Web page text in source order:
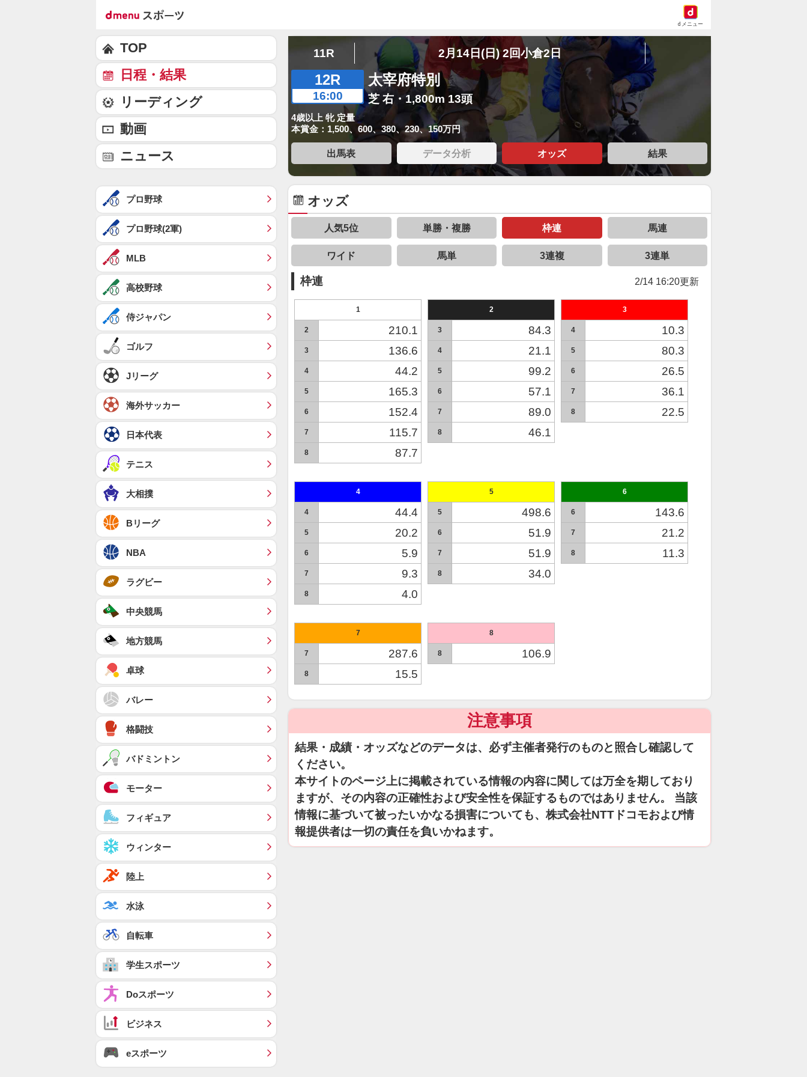
dメニュー
11R 2月14日(日) 2回小倉2日
12R
16:00
太宰府特別
芝 右・1,800m 13頭
4歳以上 牝 定量
本賞金：1,500、600、380、230、150万円
出馬表 データ分析 オッズ 結果
オッズ
人気5位 単勝・複勝 枠連 馬連
ワイド 馬単 3連複 3連単
枠連 2/14 16:20更新
1
2 210.1
3 136.6
4 44.2
5 165.3
6 152.4
7 115.7
8 87.7
2
3 84.3
4 21.1
5 99.2
6 57.1
7 89.0
8 46.1
3
4 10.3
5 80.3
6 26.5
7 36.1
8 22.5
4
4 44.4
5 20.2
6 5.9
7 9.3
8 4.0
5
5 498.6
6 51.9
7 51.9
8 34.0
6
6 143.6
7 21.2
8 11.3
7
7 287.6
8 15.5
8
8 106.9
注意事項
結果・成績・オッズなどのデータは、必ず主催者発行のものと照合し確認して
ください。
本サイトのページ上に掲載されている情報の内容に関しては万全を期しており
ますが、その内容の正確性および安全性を保証するものではありません。 当該
情報に基づいて被ったいかなる損害についても、株式会社NTTドコモおよび情
報提供者は一切の責任を負いかねます。
TOP
日程・結果
リーディング
動画
ニュース
プロ野球
プロ野球(2軍)
MLB
高校野球
侍ジャパン
ゴルフ
Jリーグ
海外サッカー
日本代表
テニス
大相撲
Bリーグ
NBA
ラグビー
中央競馬
地方競馬
卓球
バレー
格闘技
バドミントン
モーター
フィギュア
ウィンター
陸上
水泳
自転車
学生スポーツ
Doスポーツ
ビジネス
eスポーツ